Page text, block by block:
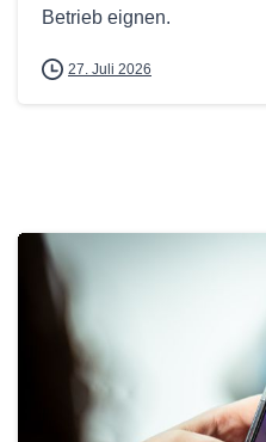
Betrieb eignen.
27. Juli 2026